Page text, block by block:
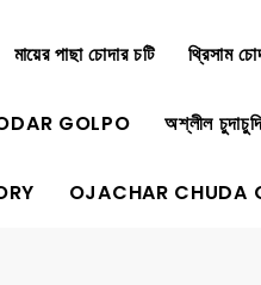
মায়ের পাছা চোদার চটি থ্রিসাম
GOLPO অশ্লীল
OJACHAR CHUDA